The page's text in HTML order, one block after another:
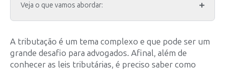
Veja o que vamos abordar:
A tributação é um tema complexo e que pode ser um
grande desafio para advogados. Afinal, além de
conhecer as leis tributárias, é preciso saber como